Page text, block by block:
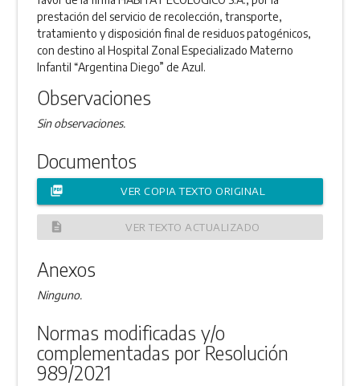
prestación del servicio de recolección, transporte,
tratamiento y disposición final de residuos patogénicos,
con destino al Hospital Zonal Especializado Materno
Infantil “Argentina Diego” de Azul.
Observaciones
Sin observaciones.
Documentos
picture_as_pdf VER COPIA TEXTO ORIGINAL
description VER TEXTO ACTUALIZADO
Anexos
Ninguno.
Normas modificadas y/o
complementadas por Resolución
989/2021